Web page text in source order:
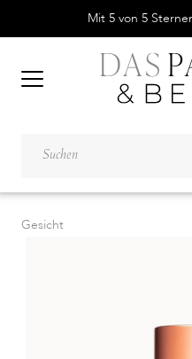
Mit 5 von 5
Gesicht